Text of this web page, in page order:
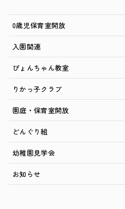
0歳児保育室開放
入園関連
ぴょんちゃん教室
りかっ子クラブ
園庭・保育室開放
どんぐり組
幼稚園見学会
お知らせ